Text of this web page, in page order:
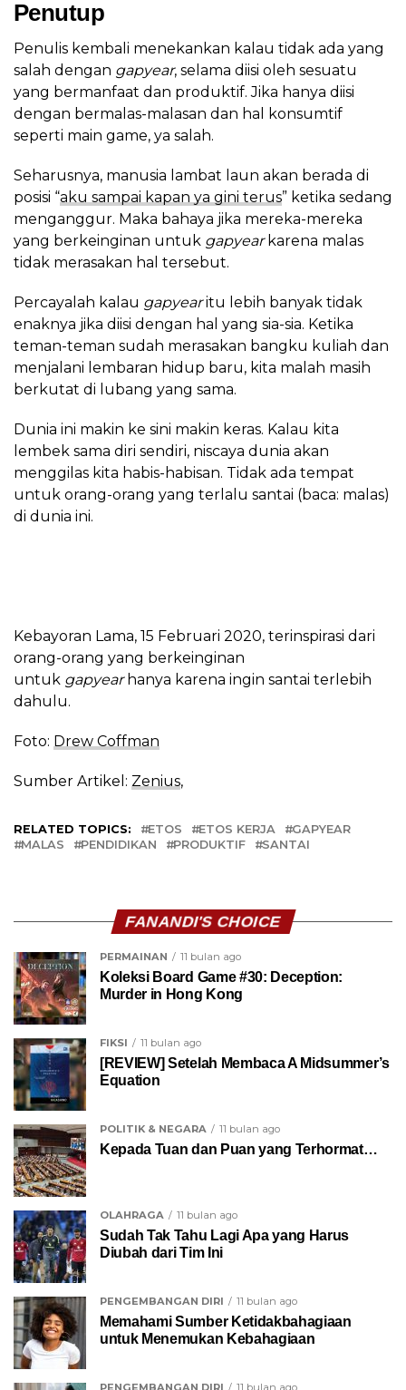
Penutup
Penulis kembali menekankan kalau tidak ada yang
salah dengan gapyear, selama diisi oleh sesuatu
yang bermanfaat dan produktif. Jika hanya diisi
dengan bermalas-malasan dan hal konsumtif
seperti main game, ya salah.
Seharusnya, manusia lambat laun akan berada di
posisi “aku sampai kapan ya gini terus” ketika sedang
menganggur. Maka bahaya jika mereka-mereka
yang berkeinginan untuk gapyear karena malas
tidak merasakan hal tersebut.
Percayalah kalau gapyearitu lebih banyak tidak
enaknya jika diisi dengan hal yang sia-sia. Ketika
teman-teman sudah merasakan bangku kuliah dan
menjalani lembaran hidup baru, kita malah masih
berkutat di lubang yang sama.
Dunia ini makin ke sini makin keras. Kalau kita
lembek sama diri sendiri, niscaya dunia akan
menggilas kita habis-habisan. Tidak ada tempat
untuk orang-orang yang terlalu santai (baca: malas)
di dunia ini.
Kebayoran Lama, 15 Februari 2020, terinspirasi dari
orang-orang yang berkeinginan
untuk gapyear hanya karena ingin santai terlebih
dahulu.
Foto: Drew Coffman
Sumber Artikel: Zenius,
RELATED TOPICS: ETOS ETOS KERJA
GAPYEAR
MALAS
PENDIDIKAN PRODUKTIF SANTAI
FANANDI'S CHOICE
PERMAINAN 11 bulan ago
Koleksi Board Game #30: Deception:
Murder in Hong Kong
FIKSI 11 bulan ago
[REVIEW] Setelah Membaca A Midsummer’s
Equation
POLITIK & NEGARA 11 bulan ago
Kepada Tuan dan Puan yang Terhormat…
OLAHRAGA 11 bulan ago
Sudah Tak Tahu Lagi Apa yang Harus
Diubah dari Tim Ini
PENGEMBANGAN DIRI 11 bulan ago
Memahami Sumber Ketidakbahagiaan
untuk Menemukan Kebahagiaan
PENGEMBANGAN DIRI 11 bulan ago